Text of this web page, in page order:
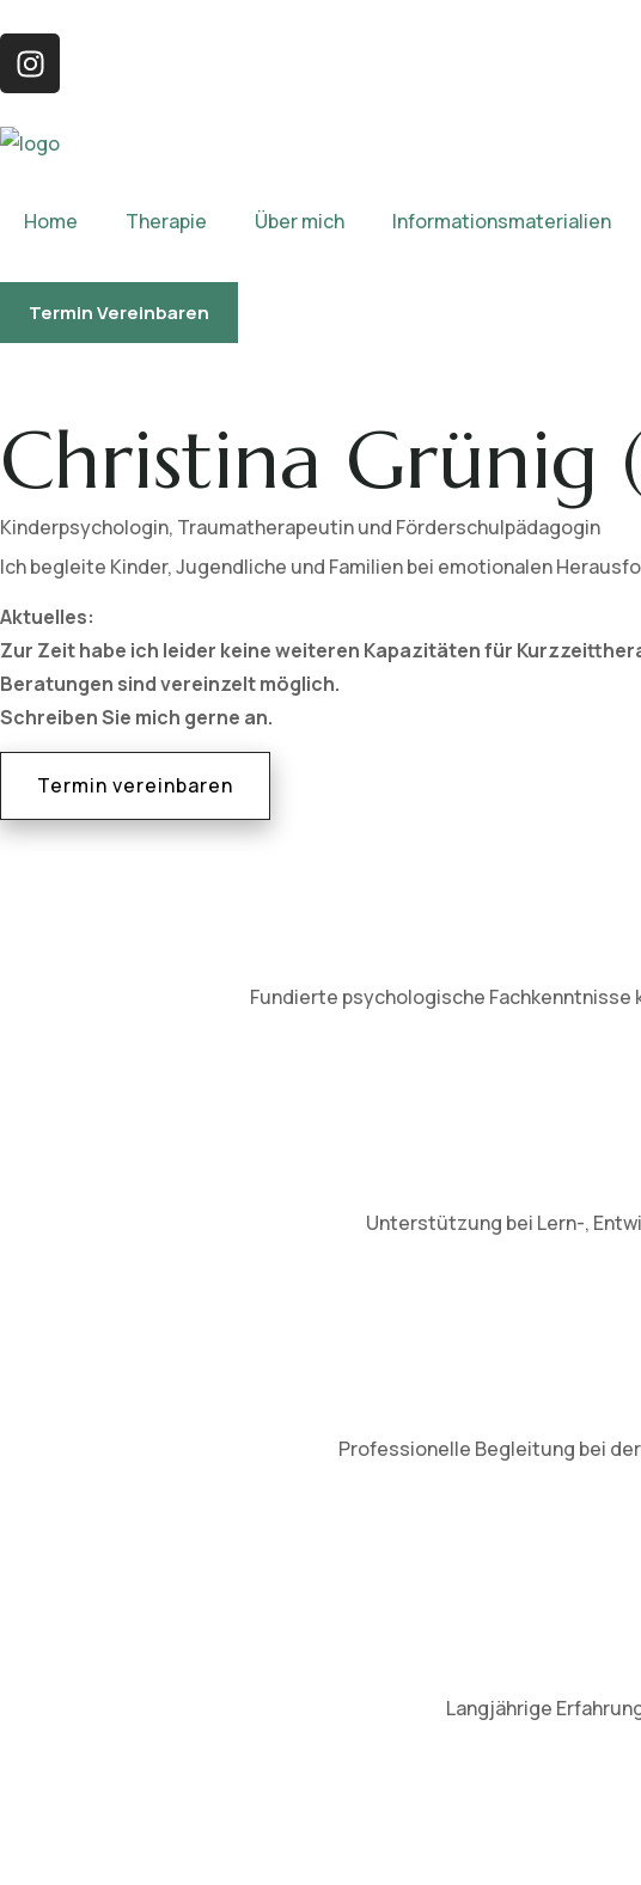
Home Therapie Über mich Informationsmaterialien
Termin Vereinbaren
Christina Grünig
Kinderpsychologin, Traumatherapeutin und Förderschulpädagogin
Ich begleite Kinder, Jugendliche und Familien bei emotionalen
Aktuelles:
Zur Zeit habe ich leider keine weiteren Kapazitäten für
Beratungen sind vereinzelt möglich.
Schreiben Sie mich gerne an.
Termin vereinbaren
Fundierte psychologische Fachkenntnisse
Unterstützung bei Lern-,
Professionelle Begleitung bei
Langjährige